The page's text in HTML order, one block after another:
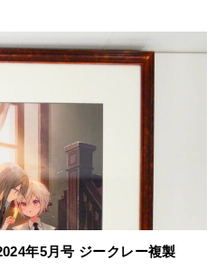
年5月号 ジークレー複製